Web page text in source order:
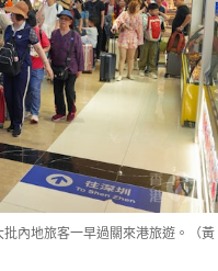
內地旅客一早過關來港旅遊。（黃